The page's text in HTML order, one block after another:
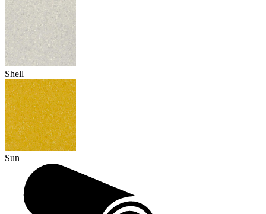
Shell
Sun